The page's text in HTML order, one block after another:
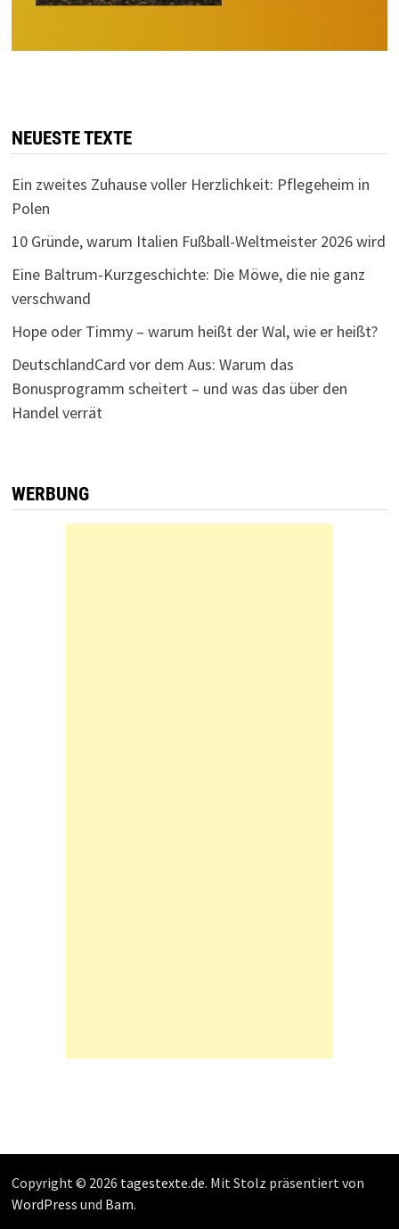
NEUESTE TEXTE
Ein zweites Zuhause voller Herzlichkeit: Pflegeheim in
Polen
10 Gründe, warum Italien Fußball-Weltmeister 2026 wird
Eine Baltrum-Kurzgeschichte: Die Möwe, die nie ganz
verschwand
Hope oder Timmy – warum heißt der Wal, wie er heißt?
DeutschlandCard vor dem Aus: Warum das
Bonusprogramm scheitert – und was das über den
Handel verrät
WERBUNG
Copyright © 2026 tagestexte.de. Mit Stolz präsentiert von
WordPress und Bam.